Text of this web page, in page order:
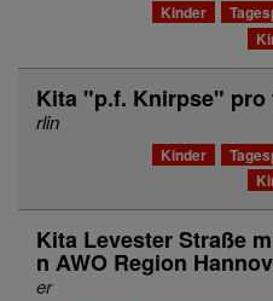
Kinder
Kita "p.f. Knirpse" pro
rlin
Kinder
Kita Levester Straße
n AWO Region
er